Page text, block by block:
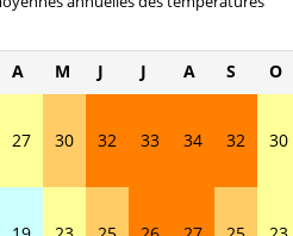
A M J J A S O
27 30 32 33 34 32 30